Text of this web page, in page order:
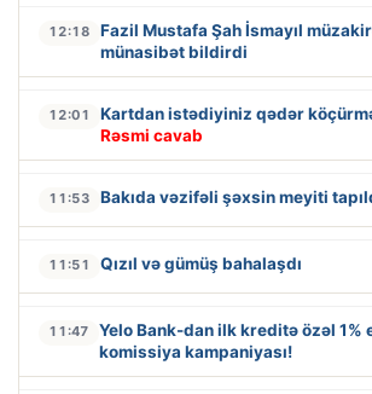
12:18
Fazil Mustafa Şah İsmayıl
münasibət bildirdi
12:01 Kartdan istədiyiniz qədər
Rəsmi cavab
11:53 Bakıda vəzifəli şəxsin meyiti
11:51 Qızıl və gümüş bahalaşdı
11:47
Yelo Bank-dan ilk kreditə özəl 1%
komissiya kampaniyası!